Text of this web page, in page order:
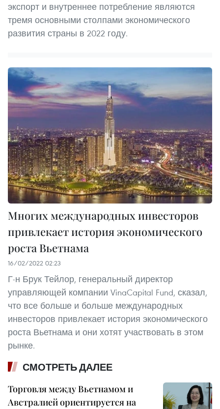
экспорт и внутреннее потребление являются
тремя основными столпами экономического
развития страны в 2022 году.
Многих международных инвесторов
привлекает история экономического
роста Вьетнама
16/02/2022 02:23
Г-н Брук Тейлор, генеральный директор
управляющей компании VinaCapital Fund, сказал,
что все больше и больше международных
инвесторов привлекает история экономического
роста Вьетнама и они хотят участвовать в этом
рынке.
СМОТРЕТЬ ДАЛЕЕ
Торговля между Вьетнамом и
Австралией ориентируется на